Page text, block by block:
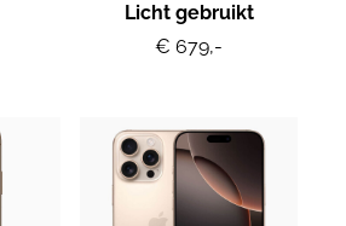
Licht gebruikt
€ 679,-